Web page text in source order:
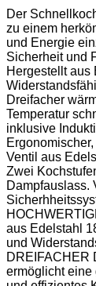
Der
zu einem
und Energie
Sicherheit und
Hergestellt aus
Dreifacher
Temperatur
inklusive
Ventil aus
Zwei
Dampfauslass.
aus Edelstahl
und
DREIFACHER
ermöglicht eine